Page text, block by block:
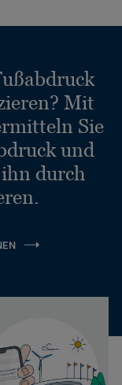
Mit
Sie
und
durch